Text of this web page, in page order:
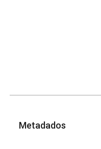
Metadados